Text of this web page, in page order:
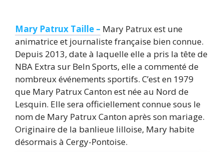
Mary Patrux Taille – Mary Patrux est une
animatrice et journaliste française bien connue.
Depuis 2013, date à laquelle elle a pris la tête de
NBA Extra sur BeIn Sports, elle a commenté de
nombreux événements sportifs. C’est en 1979
que Mary Patrux Canton est née au Nord de
Lesquin. Elle sera officiellement connue sous le
nom de Mary Patrux Canton après son mariage.
Originaire de la banlieue lilloise, Mary habite
désormais à Cergy-Pontoise.